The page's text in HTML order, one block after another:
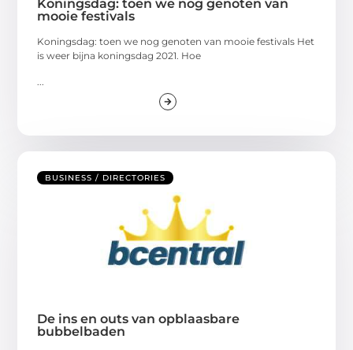
Koningsdag: toen we nog genoten van
mooie festivals
Koningsdag: toen we nog genoten van mooie festivals Het
is weer bijna koningsdag 2021. Hoe
BUSINESS / DIRECTORIES
De ins en outs van opblaasbare
bubbelbaden